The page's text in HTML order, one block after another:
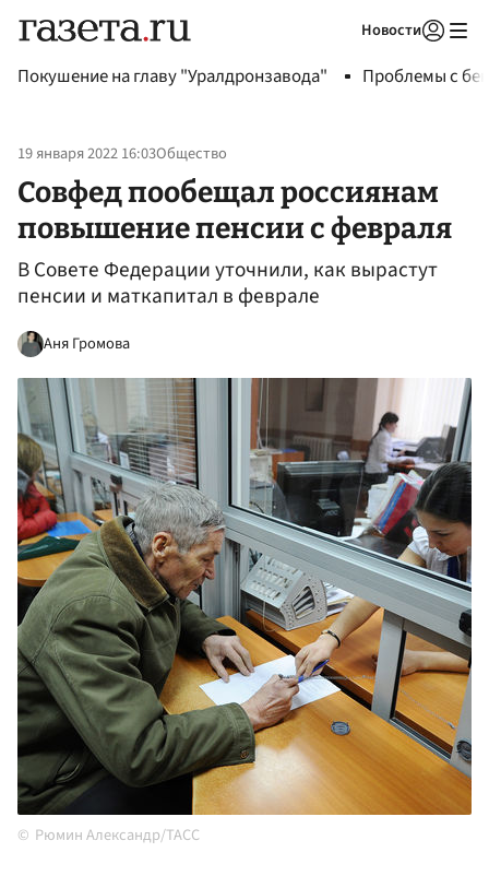
Новости
Покушение на главу "Уралдронзавода" Проблемы с
19 января 2022 16:03Общество
Совфед пообещал россиянам
повышение пенсии с февраля
В Совете Федерации уточнили, как вырастут
пенсии и маткапитал в феврале
Аня Громова
Рюмин Александр/TACC